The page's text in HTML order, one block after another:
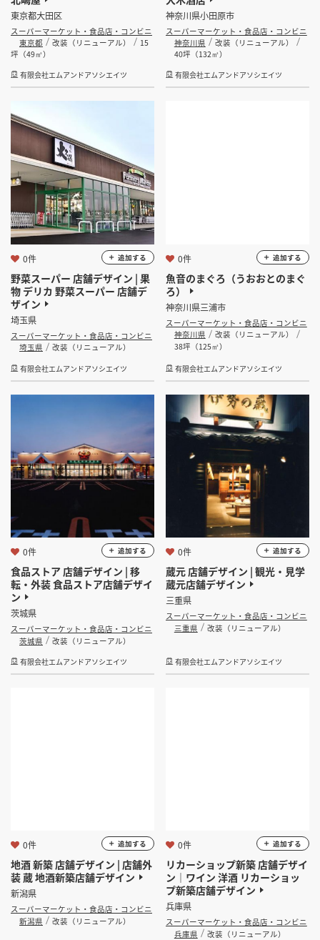
東京都大田区
スーパーマーケット・食品店・コンビニ
東京都
改装（リニューアル）
15
坪（49㎡）
有限会社エムアンドアソシエイツ
神奈川県小田原市
スーパーマーケット・食品店・コンビニ
神奈川県
改装（リニューアル）
40坪（132㎡）
有限会社エムアンドアソシエイツ
野菜スーパー 店舗デザイン | 果
物 デリカ 野菜スーパー 店舗デ
ザイン
埼玉県
スーパーマーケット・食品店・コンビニ
埼玉県
改装（リニューアル）
有限会社エムアンドアソシエイツ
0件 追加する
魚音のまぐろ（うおおとのまぐ
ろ）
神奈川県三浦市
スーパーマーケット・食品店・コンビニ
神奈川県
改装（リニューアル）
38坪（125㎡）
有限会社エムアンドアソシエイツ
0件 追加する
食品ストア 店舗デザイン | 移
転・外装 食品ストア店舗デザイ
ン
茨城県
スーパーマーケット・食品店・コンビニ
茨城県
改装（リニューアル）
有限会社エムアンドアソシエイツ
0件 追加する
蔵元 店舗デザイン | 観光・見学
蔵元店舗デザイン
三重県
スーパーマーケット・食品店・コンビニ
三重県
改装（リニューアル）
有限会社エムアンドアソシエイツ
0件 追加する
地酒 新築 店舗デザイン | 店舗外
装 蔵 地酒新築店舗デザイン
新潟県
スーパーマーケット・食品店・コンビニ
新潟県
改装（リニューアル）
0件 追加する
リカーショップ新築 店舗デザイ
ン｜ワイン 洋酒 リカーショッ
プ新築店舗デザイン
兵庫県
スーパーマーケット・食品店・コンビニ
兵庫県
改装（リニューアル）
0件 追加する